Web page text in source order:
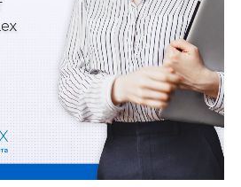
спільні інтереси
сіл, селищ, міст області, або
що представляє
мм. Києва та Севастополя;
молоді та спорту районних
держадміністрацій – для
яких є районні у мм.